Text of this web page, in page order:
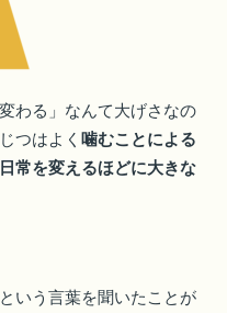
わる」なんて大げさなの
つはよく 噛むことによる
常を変えるほどに大きな
いう言葉を聞いたことが